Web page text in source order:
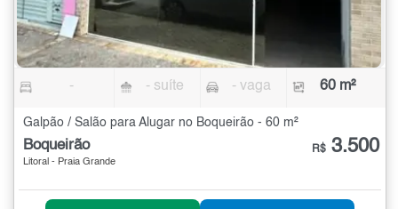
- - suíte - vaga 60 m²
Galpão / Salão para Alugar no Boqueirão - 60 m²
Boqueirão
Litoral - Praia Grande
R$ 3.500